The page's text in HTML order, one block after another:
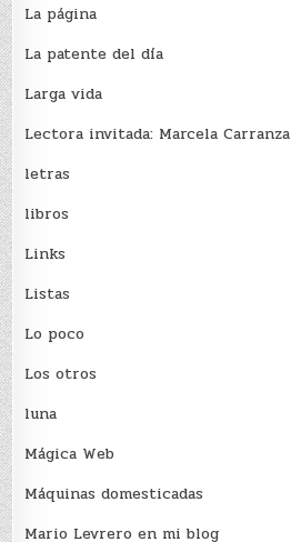
La página
La patente del día
Larga vida
Lectora invitada: Marcela Carranza
letras
libros
Links
Listas
Lo poco
Los otros
luna
Mágica Web
Máquinas domesticadas
Mario Levrero en mi blog